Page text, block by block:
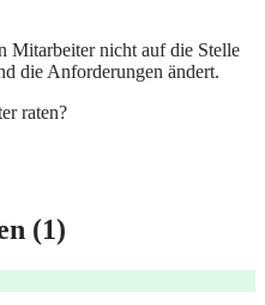
Mitarbeiter nicht auf die Stelle
die Anforderungen ändert.
raten?
(1)